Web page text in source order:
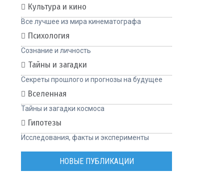
Культура и кино
Все лучшее из мира кинематографа
Психология
Сознание и личность
Тайны и загадки
Секреты прошлого и прогнозы на будущее
Вселенная
Тайны и загадки космоса
Гипотезы
Исследования, факты и эксперименты
НОВЫЕ ПУБЛИКАЦИИ